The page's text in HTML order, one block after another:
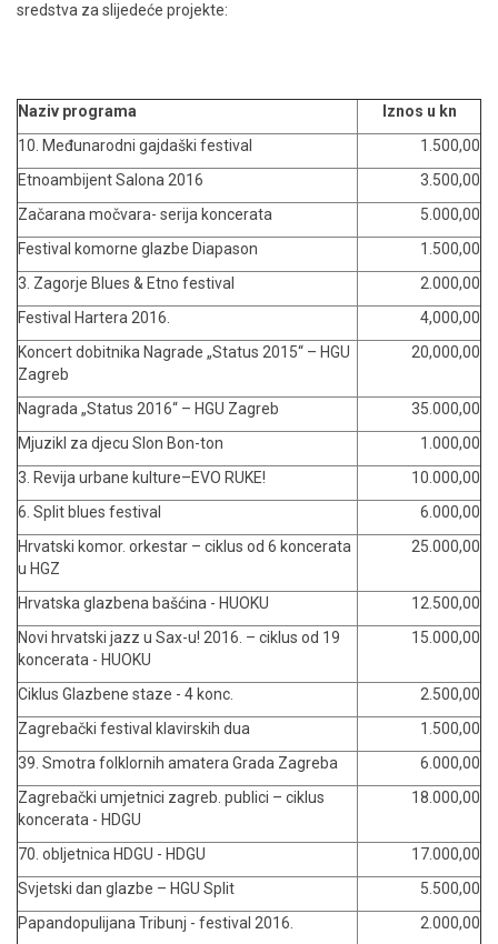
sredstva za slijedeće projekte:
Naziv programa
Iznos u kn
10. Međunarodni gajdaški festival
1.500,00
Etnoambijent Salona 2016
3.500,00
Začarana močvara- serija koncerata
5.000,00
Festival komorne glazbe Diapason
1.500,00
3. Zagorje Blues & Etno festival
2.000,00
Festival Hartera 2016.
4,000,00
Koncert dobitnika Nagrade „Status 2015“ – HGU
Zagreb
20,000,00
Nagrada „Status 2016“ – HGU Zagreb
35.000,00
Mjuzikl za djecu Slon Bon-ton
1.000,00
3. Revija urbane kulture–EVO RUKE!
10.000,00
6. Split blues festival
6.000,00
Hrvatski komor. orkestar – ciklus od 6 koncerata
u HGZ
25.000,00
Hrvatska glazbena bašćina - HUOKU
12.500,00
Novi hrvatski jazz u Sax-u! 2016. – ciklus od 19
koncerata - HUOKU
15.000,00
Ciklus Glazbene staze - 4 konc.
2.500,00
Zagrebački festival klavirskih dua
1.500,00
39. Smotra folklornih amatera Grada Zagreba
6.000,00
Zagrebački umjetnici zagreb. publici – ciklus
koncerata - HDGU
18.000,00
70. obljetnica HDGU - HDGU
17.000,00
Svjetski dan glazbe – HGU Split
5.500,00
Papandopulijana Tribunj - festival 2016.
2.000,00